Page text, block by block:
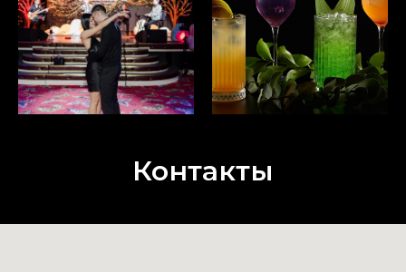
Контакты